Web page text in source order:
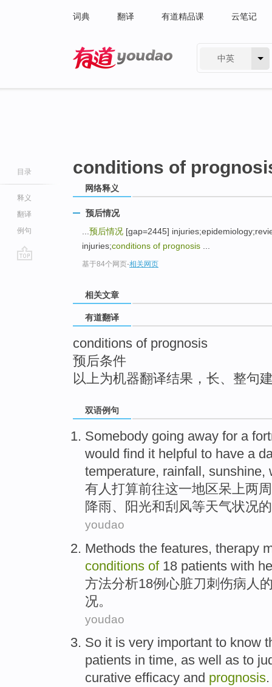
词典 翻译 有道精品课 云笔记
中英
目录
释义
翻译
例句
conditions of
网络释义
预后情况
预后情况 [gap=2445]
injuries;conditions of prognosis
基于84个网页-相关网页
相关文章
有道翻译
conditions of prognosis
预后条件
以上为机器翻译结果，长、整句
双语例句
Somebody going away for a
would find it helpful to have a
temperature, rainfall, sunshine,
有人 打算前往这一地区呆 上两周
降雨、 阳光和刮风等天气状况的
youdao
Methods the features, therapy
conditions of 18 patients with
方法分析18例心脏刀刺伤病人
况。
youdao
So it is very important to know
patients in time, as well as to
curative efficacy and prognosis.